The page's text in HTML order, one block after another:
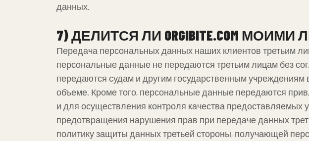
данных.
7)ДЕЛИТСЯ ЛИ ORGIBITE.COM
Передача персональных данных наших клиентов третьим
персональные данные не передаются третьим лицам без
передаются судам и другим государственным
объеме. Кроме того, персональные данные передаются
и для осуществления контроля качества
предотвращения нарушения прав при передаче данных
политику защиты данных третьей стороны, получающей